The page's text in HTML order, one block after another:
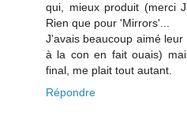
qui, mieux produit (merci
Rien que pour 'Mirrors'...
J'avais beaucoup aimé
à la con en fait ouais)
final, me plait tout autant.
Répondre